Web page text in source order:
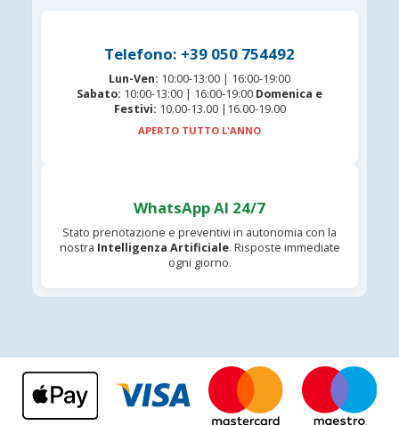
Telefono: +39 050 754492
Lun-Ven: 10:00-13:00 | 16:00-19:00
Sabato: 10:00-13:00 | 16:00-19:00 Domenica e
Festivi: 10.00-13.00 |16.00-19.00
APERTO TUTTO L'ANNO
WhatsApp AI 24/7
Stato prenotazione e preventivi in autonomia con la
nostra Intelligenza Artificiale. Risposte immediate
ogni giorno.